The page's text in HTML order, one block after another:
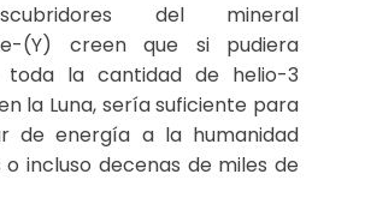
del mineral
(Y) creen que si pudiera
toda la cantidad de helio-3
la Luna, sería suficiente para
de energía a la humanidad
o incluso decenas de miles de